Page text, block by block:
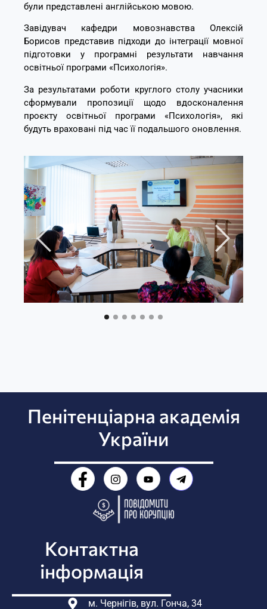
були представлені англійською мовою.
Завідувач кафедри мовознавства Олексій
Борисов представив підходи до інтеграції мовної
підготовки у програмні результати навчання
освітньої програми «Психологія».
За результатами роботи круглого столу учасники
сформували пропозиції щодо вдосконалення
проєкту освітньої програми «Психологія», які
будуть враховані під час її подальшого оновлення.
Пенітенціарна академія
України
Контактна
інформація
м. Чернігів, вул. Гонча, 34